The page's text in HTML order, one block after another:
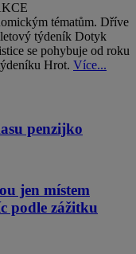
tématům. Dříve
týdeník Dotyk
se pohybuje od roku
Hrot. Více...
penzijko
jen místem
podle zážitku